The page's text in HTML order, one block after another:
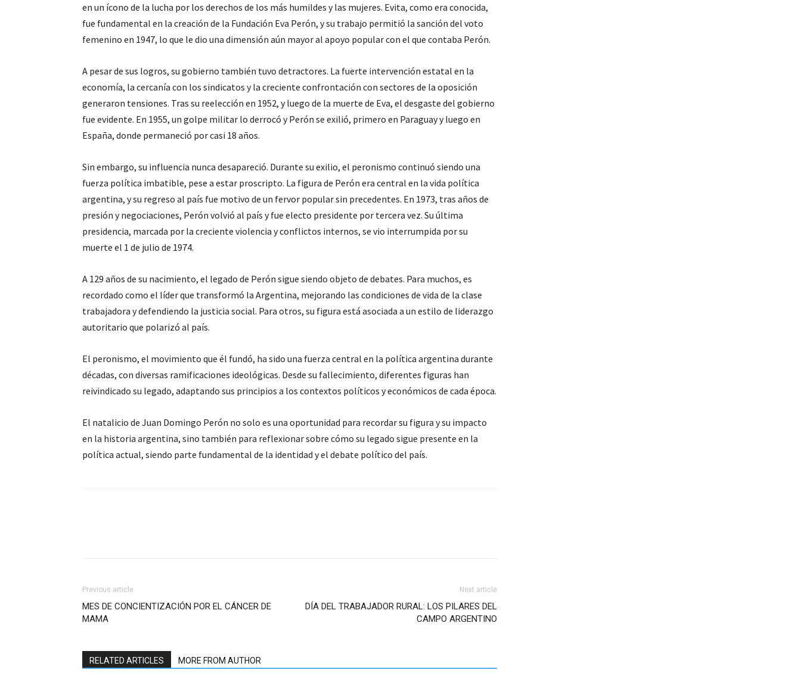
en un ícono de la lucha por los derechos de los más humildes y las mujeres. Evita, como era conocida,
fue fundamental en la creación de la Fundación Eva Perón, y su trabajo permitió la sanción del voto
femenino en 1947, lo que le dio una dimensión aún mayor al apoyo popular con el que contaba Perón.
A pesar de sus logros, su gobierno también tuvo detractores. La fuerte intervención estatal en la
economía, la cercanía con los sindicatos y la creciente confrontación con sectores de la oposición
generaron tensiones. Tras su reelección en 1952, y luego de la muerte de Eva, el desgaste del gobierno
fue evidente. En 1955, un golpe militar lo derrocó y Perón se exilió, primero en Paraguay y luego en
España, donde permaneció por casi 18 años.
Sin embargo, su influencia nunca desapareció. Durante su exilio, el peronismo continuó siendo una
fuerza política imbatible, pese a estar proscripto. La figura de Perón era central en la vida política
argentina, y su regreso al país fue motivo de un fervor popular sin precedentes. En 1973, tras años de
presión y negociaciones, Perón volvió al país y fue electo presidente por tercera vez. Su última
presidencia, marcada por la creciente violencia y conflictos internos, se vio interrumpida por su
muerte el 1 de julio de 1974.
A 129 años de su nacimiento, el legado de Perón sigue siendo objeto de debates. Para muchos, es
recordado como el líder que transformó la Argentina, mejorando las condiciones de vida de la clase
trabajadora y defendiendo la justicia social. Para otros, su figura está asociada a un estilo de liderazgo
autoritario que polarizó al país.
El peronismo, el movimiento que él fundó, ha sido una fuerza central en la política argentina durante
décadas, con diversas ramificaciones ideológicas. Desde su fallecimiento, diferentes figuras han
reivindicado su legado, adaptando sus principios a los contextos políticos y económicos de cada época.
El natalicio de Juan Domingo Perón no solo es una oportunidad para recordar su figura y su impacto
en la historia argentina, sino también para reflexionar sobre cómo su legado sigue presente en la
política actual, siendo parte fundamental de la identidad y el debate político del país.
Previous article
MES DE CONCIENTIZACIÓN POR EL CÁNCER DE
MAMA
Next article
DÍA DEL TRABAJADOR RURAL: LOS PILARES DEL
CAMPO ARGENTINO
RELATED ARTICLES MORE FROM AUTHOR